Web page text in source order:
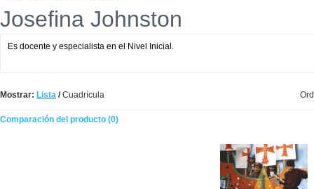
Josefina Johnston
Es docente y especialista en el Nivel Inicial.
Mostrar: Lista /Cuadrícula
Comparación del producto (0)